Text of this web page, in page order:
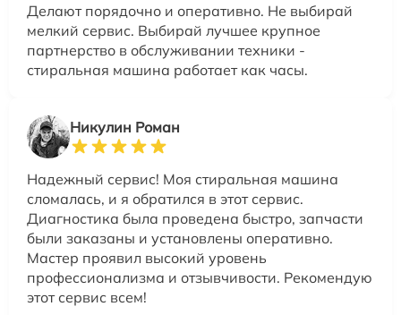
Делают порядочно и оперативно. Не выбирай
мелкий сервис. Выбирай лучшее крупное
партнерство в обслуживании техники -
стиральная машина работает как часы.
Никулин Роман
Надежный сервис! Моя стиральная машина
сломалась, и я обратился в этот сервис.
Диагностика была проведена быстро, запчасти
были заказаны и установлены оперативно.
Мастер проявил высокий уровень
профессионализма и отзывчивости. Рекомендую
этот сервис всем!